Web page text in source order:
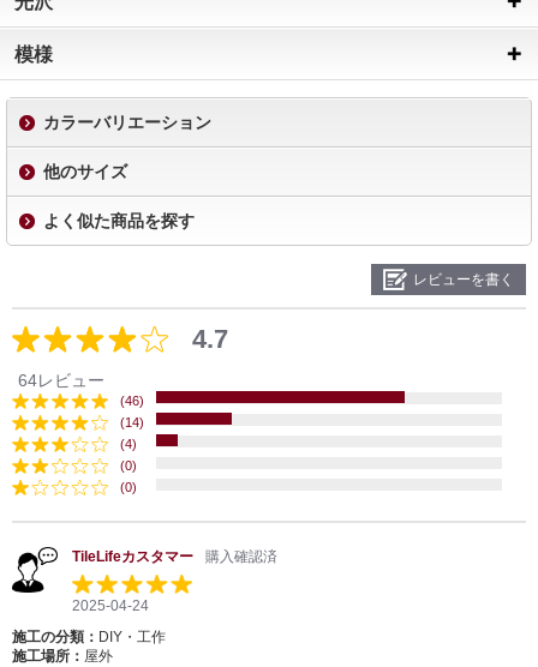
模様
カラーバリエーション
他のサイズ
よく似た商品を探す
レビューを書く
4.7
64レビュー
(46)
(14)
(4)
(0)
(0)
TileLifeカスタマー 購入確認済
2025-04-24
施工の分類： DIY・工作
施工場所： 屋外